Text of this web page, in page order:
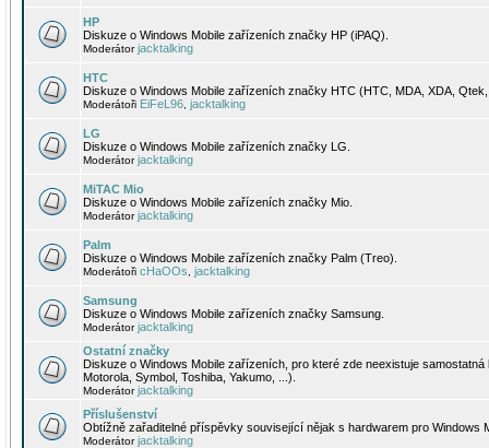
HP
Diskuze o Windows Mobile zařízeních značky HP (iPAQ).
Moderátorjacktalking
HTC
Diskuze o Windows Mobile zařízeních značky HTC (HTC, MDA, XDA,
Moderátoři EiFeL96 jacktalking
LG
Diskuze o Windows Mobile zařízeních značky LG.
Moderátorjacktalking
MiTAC Mio
Diskuze o Windows Mobile zařízeních značky Mio.
Moderátorjacktalking
Palm
Diskuze o Windows Mobile zařízeních značky Palm (Treo).
Moderátoři cHaOOs jacktalking
Samsung
Diskuze o Windows Mobile zařízeních značky Samsung.
Moderátorjacktalking
Ostatní značky
Diskuze o Windows Mobile zařízeních, pro které zde neexistuje
Motorola, Symbol, Toshiba, Yakumo, ...).
Moderátorjacktalking
Příslušenství
Obtížně zařaditelné příspěvky související nějak s hardwarem pro Windows
Moderátorjacktalking